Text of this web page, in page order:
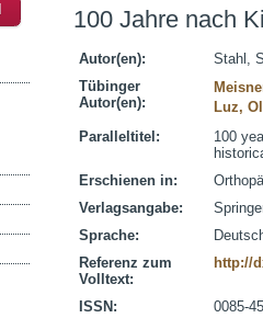
100 Jahre nach
Autor(en):
Stahl,
Tübinger
Autor(en):
Luz,
Paralleltitel:
100
Erschienen in:
Verlagsangabe:
Sprache:
Referenz zum
Volltext:
http://
ISSN:
0085-